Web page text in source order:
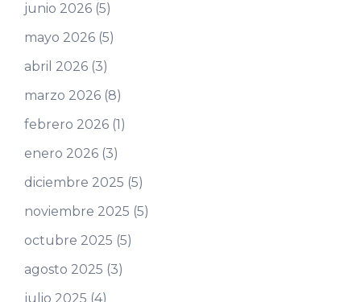
junio 2026 (5)
mayo 2026 (5)
abril 2026 (3)
marzo 2026 (8)
febrero 2026 (1)
enero 2026 (3)
diciembre 2025 (5)
noviembre 2025 (5)
octubre 2025 (5)
agosto 2025 (3)
julio 2025 (4)